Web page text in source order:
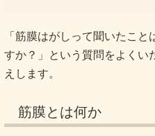
「筋膜はがしって聞いたこ
すか？」という質問をよくい
えします。
筋膜とは何か